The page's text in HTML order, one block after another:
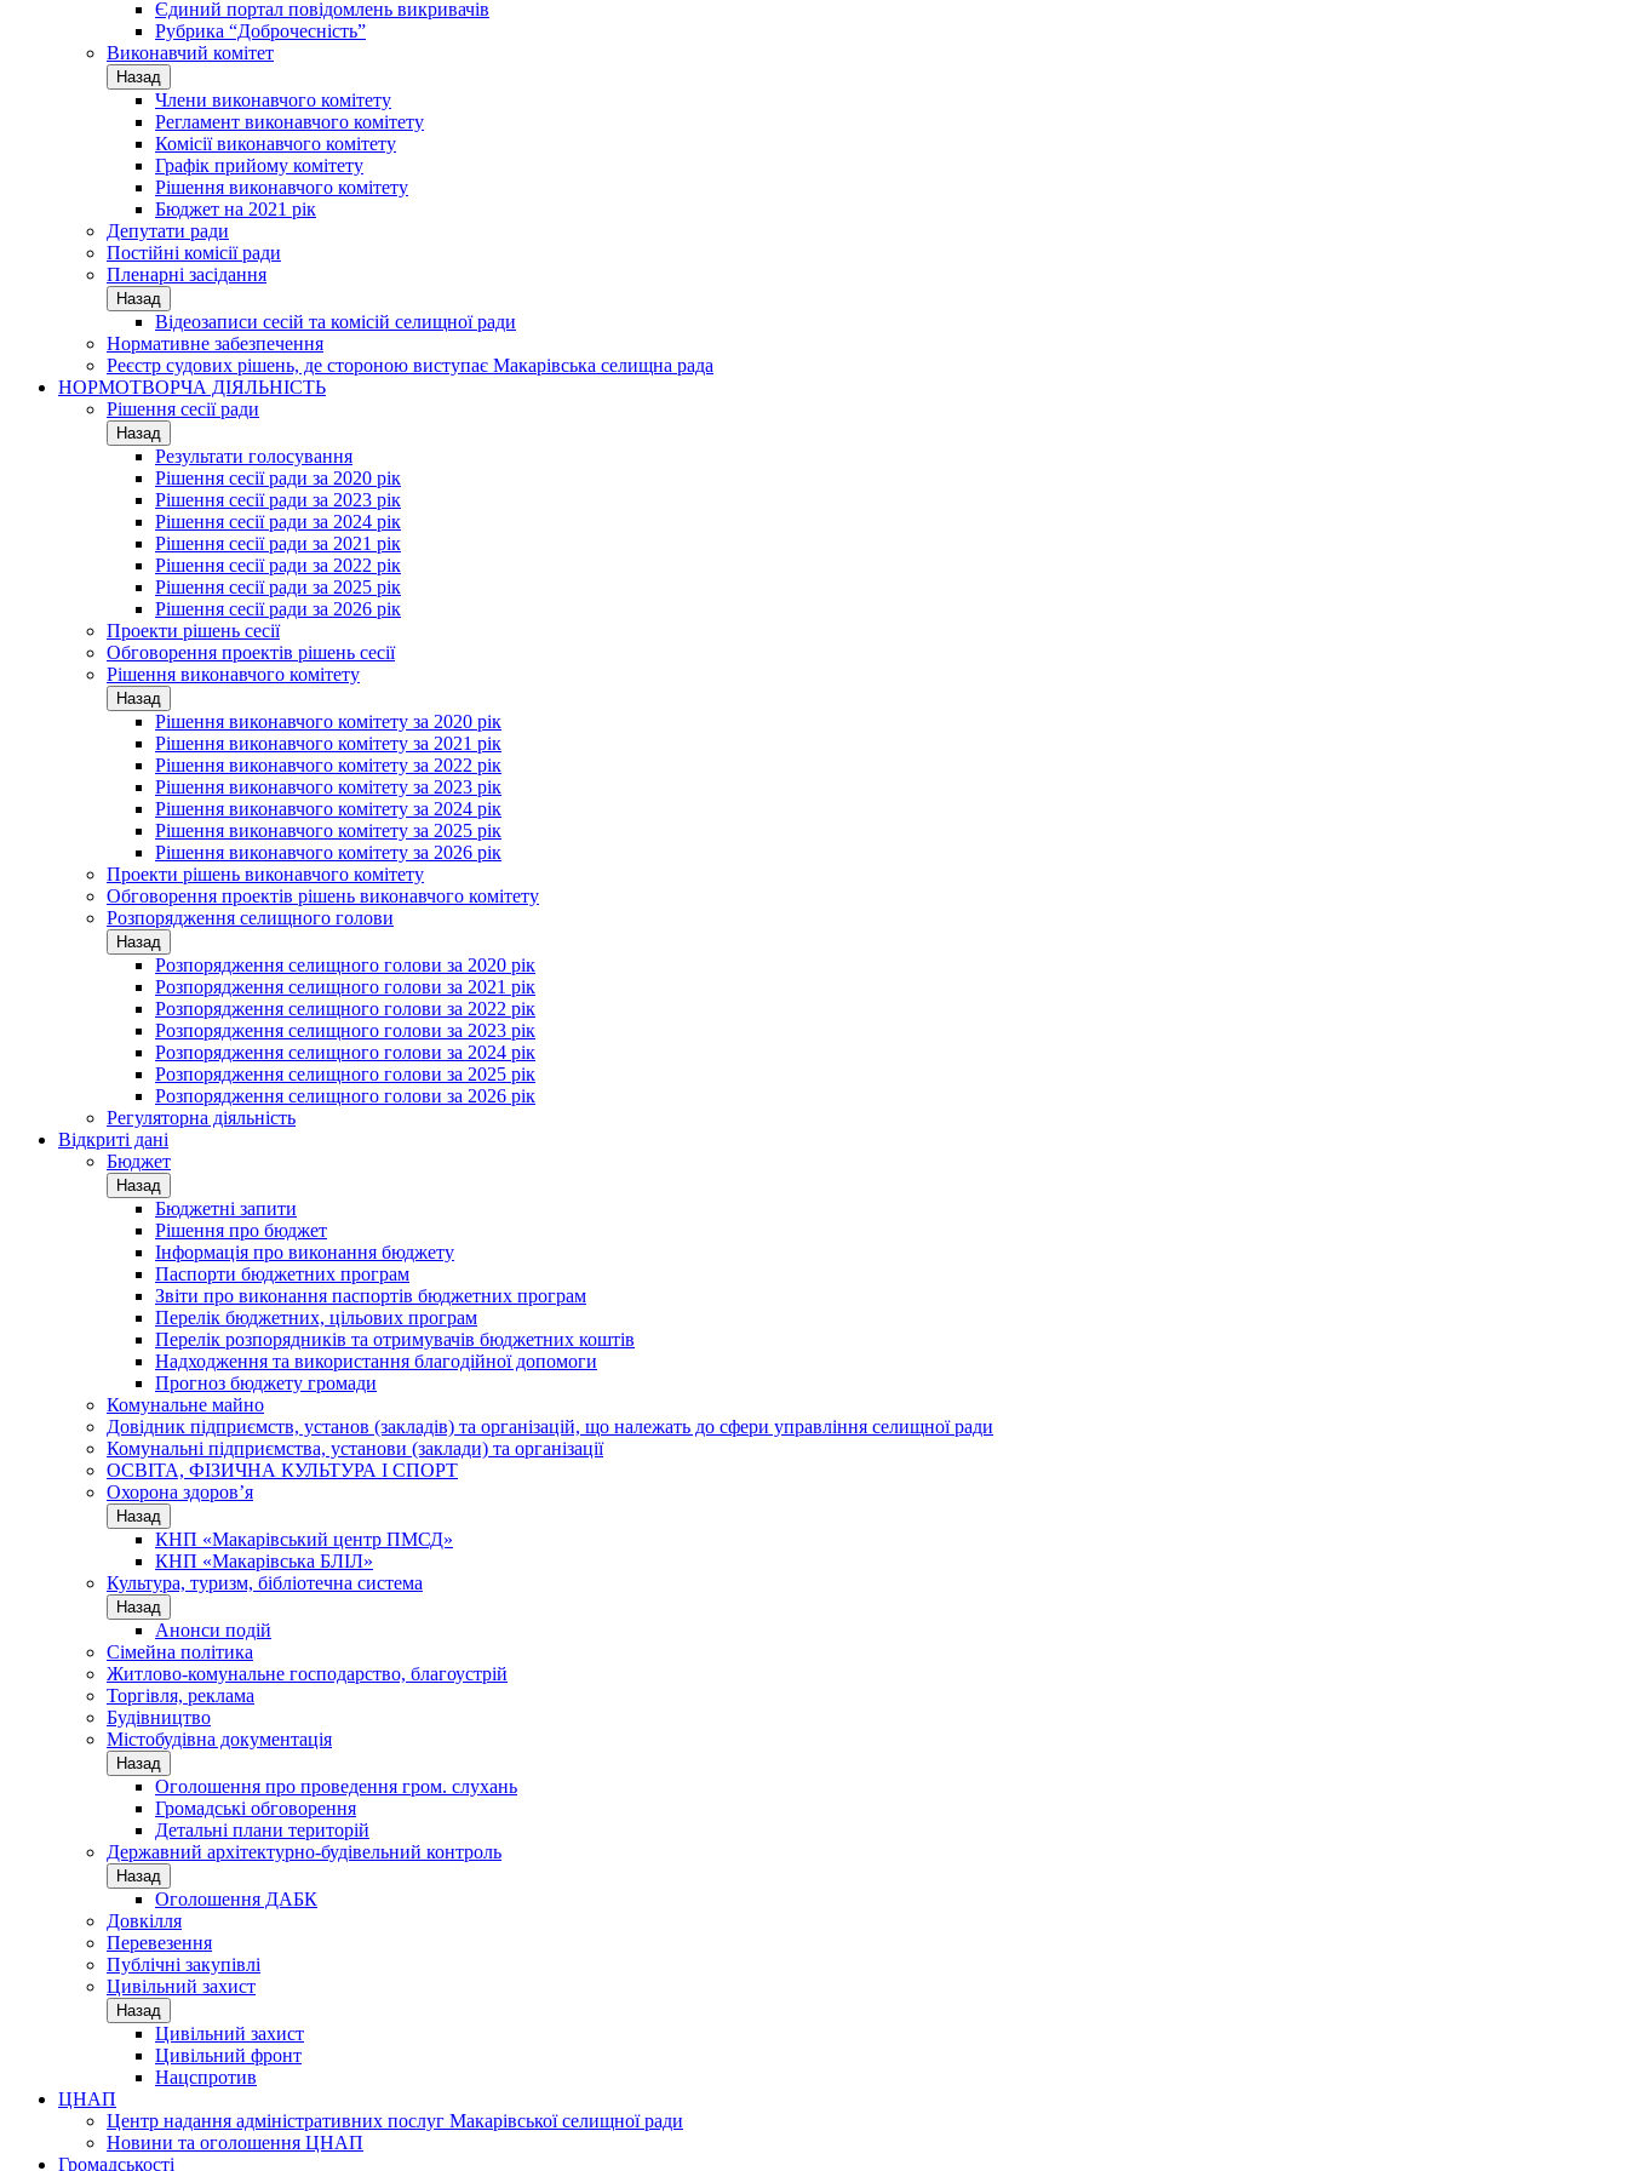
Єдиний портал повідомлень викривачів
Рубрика “Доброчесність”
Виконавчий комітет
Назад
Члени виконавчого комітету
Регламент виконавчого комітету
Комісії виконавчого комітету
Графік прийому комітету
Рішення виконавчого комітету
Бюджет на 2021 рік
Депутати ради
Постійні комісії ради
Пленарні засідання
Назад
Відеозаписи сесій та комісій селищної ради
Нормативне забезпечення
Реєстр судових рішень, де стороною виступає Макарівська селищна рада
НОРМОТВОРЧА ДІЯЛЬНІСТЬ
Рішення сесії ради
Назад
Результати голосування
Рішення сесії ради за 2020 рік
Рішення сесії ради за 2023 рік
Рішення сесії ради за 2024 рік
Рішення сесії ради за 2021 рік
Рішення сесії ради за 2022 рік
Рішення сесії ради за 2025 рік
Рішення сесії ради за 2026 рік
Проекти рішень сесії
Обговорення проектів рішень сесії
Рішення виконавчого комітету
Назад
Рішення виконавчого комітету за 2020 рік
Рішення виконавчого комітету за 2021 рік
Рішення виконавчого комітету за 2022 рік
Рішення виконавчого комітету за 2023 рік
Рішення виконавчого комітету за 2024 рік
Рішення виконавчого комітету за 2025 рік
Рішення виконавчого комітету за 2026 рік
Проекти рішень виконавчого комітету
Обговорення проектів рішень виконавчого комітету
Розпорядження селищного голови
Назад
Розпорядження селищного голови за 2020 рік
Розпорядження селищного голови за 2021 рік
Розпорядження селищного голови за 2022 рік
Розпорядження селищного голови за 2023 рік
Розпорядження селищного голови за 2024 рік
Розпорядження селищного голови за 2025 рік
Розпорядження селищного голови за 2026 рік
Регуляторна діяльність
Відкриті дані
Бюджет
Назад
Бюджетні запити
Рішення про бюджет
Інформація про виконання бюджету
Паспорти бюджетних програм
Звіти про виконання паспортів бюджетних програм
Перелік бюджетних, цільових програм
Перелік розпорядників та отримувачів бюджетних коштів
Надходження та використання благодійної допомоги
Прогноз бюджету громади
Комунальне майно
Довідник підприємств, установ (закладів) та організацій, що належать до сфери управління селищної ради
Комунальні підприємства, установи (заклади) та організації
ОСВІТА, ФІЗИЧНА КУЛЬТУРА І СПОРТ
Охорона здоров’я
Назад
КНП «Макарівський центр ПМСД»
КНП «Макарівська БЛІЛ»
Культура, туризм, бібліотечна система
Назад
Анонси подій
Сімейна політика
Житлово-комунальне господарство, благоустрій
Торгівля, реклама
Будівництво
Містобудівна документація
Назад
Оголошення про проведення гром. слухань
Громадські обговорення
Детальні плани територій
Державний архітектурно-будівельний контроль
Назад
Оголошення ДАБК
Довкілля
Перевезення
Публічні закупівлі
Цивільний захист
Назад
Цивільний захист
Цивільний фронт
Нацспротив
ЦНАП
Центр надання адміністративних послуг Макарівської селищної ради
Новини та оголошення ЦНАП
Громадськості